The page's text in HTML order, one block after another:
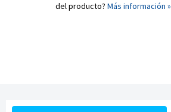
del producto? Más información »